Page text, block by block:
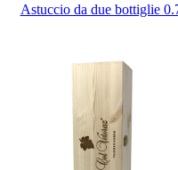
Astuccio da due bottiglie